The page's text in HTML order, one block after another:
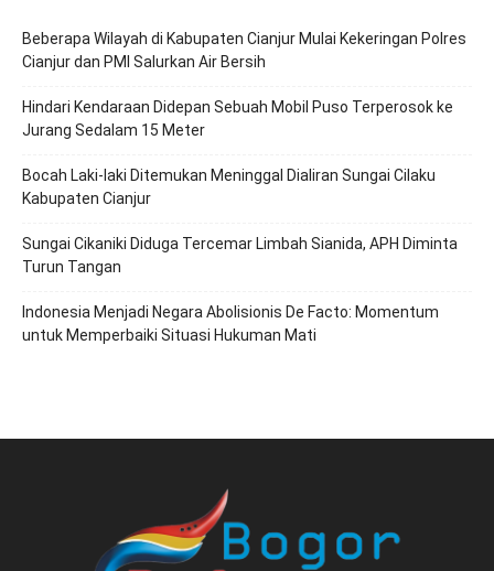
Beberapa Wilayah di Kabupaten Cianjur Mulai Kekeringan Polres
Cianjur dan PMI Salurkan Air Bersih
Hindari Kendaraan Didepan Sebuah Mobil Puso Terperosok ke
Jurang Sedalam 15 Meter
Bocah Laki-laki Ditemukan Meninggal Dialiran Sungai Cilaku
Kabupaten Cianjur
Sungai Cikaniki Diduga Tercemar Limbah Sianida, APH Diminta
Turun Tangan
‎Indonesia Menjadi Negara Abolisionis De Facto: Momentum
untuk Memperbaiki Situasi Hukuman Mati